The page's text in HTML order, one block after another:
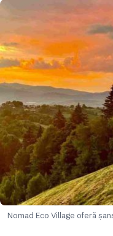
Nomad Eco Village oferă